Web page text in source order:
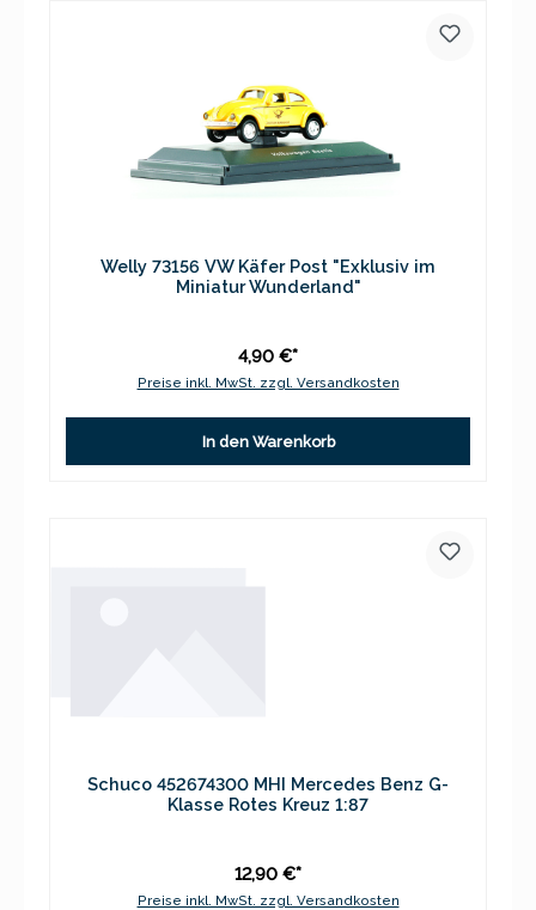
Welly 73156 VW Käfer Post "Exklusiv im
Miniatur Wunderland"
4,90 €*
Preise inkl. MwSt. zzgl. Versandkosten
In den Warenkorb
Schuco 452674300 MHI Mercedes Benz G-
Klasse Rotes Kreuz 1:87
12,90 €*
Preise inkl. MwSt. zzgl. Versandkosten